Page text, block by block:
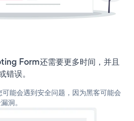
Form还需要更多时间，并且
误。
能会遇到安全问题，因为黑客可能会
洞。